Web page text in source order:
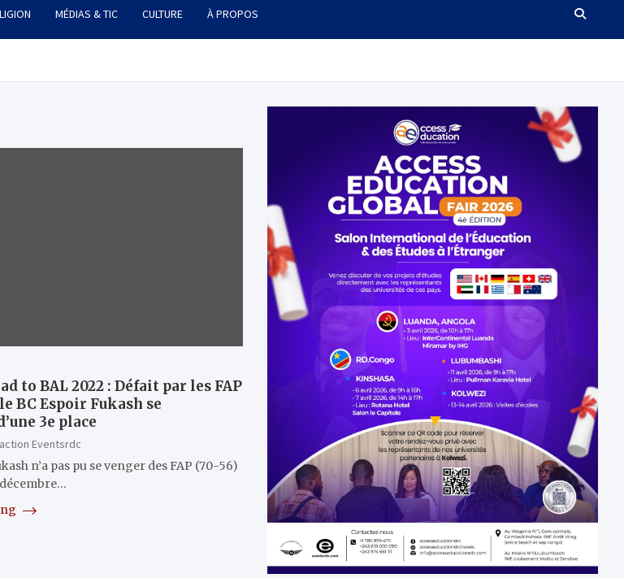
MÉDIAS & TIC CULTURE À PROPOS
to BAL 2022 : Défait par les FAP
BC Espoir Fukash se
3e place
Eventsrdc
n’a pas pu se venger des FAP (70-56)